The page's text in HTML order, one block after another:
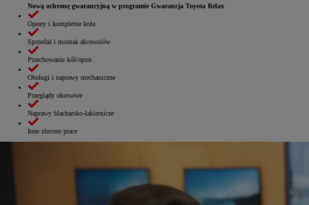
Nową ochronę gwarancyjną w programie Gwarancja Toyota Relax
Opony i kompletne koła
Sprzedaż i montaż akcesoriów
Przechowanie kół/opon
Obsługi i naprawy mechaniczne
Przeglądy okresowe
Naprawy blacharsko-lakiernicze
Inne zlecone prace